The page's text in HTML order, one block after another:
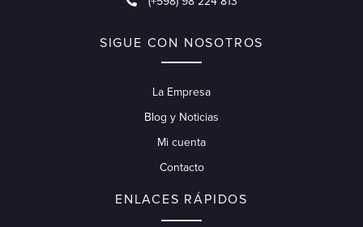
SIGUE CON NOSOTROS
La Empresa
Blog y Noticias
Mi cuenta
Contacto
ENLACES RÁPIDOS